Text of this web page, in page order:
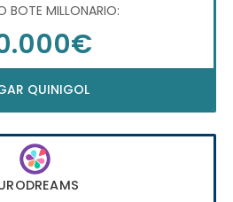
BOTE MILLONARIO:
QUINIGOL